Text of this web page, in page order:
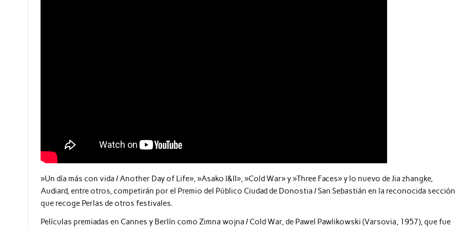
»Un día más con vida / Another Day of Life», »Asako I&II», »Cold War» y »Three Faces» y lo nuevo de Jia zhangke,
Audiard, entre otros, competirán por el Premio del Público Ciudad de Donostia / San Sebastián en la reconocida sección
que recoge Perlas de otros festivales.
Películas premiadas en Cannes y Berlín como Zimna wojna / Cold War, de Pawel Pawlikowski (Varsovia, 1957), que fue